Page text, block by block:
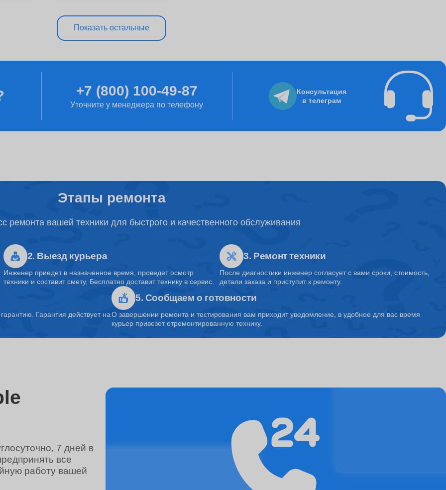
от 60 минут
от 80 минут
895
от 2 часов
8235
от 90 минут
от 1 часа 4500
от 80 минут
от 1.5 часов
4500
5850
1500
Показать остальные
+7 (800) 100-49-87
Уточните у менеджера по телефону
Консультация
в телеграм
Этапы ремонта
ремонта вашей техники для быстрого и качественного обслуживания
2. Выезд курьера
Инженер приедет в назначенное время, проведет осмотр
техники и составит смету. Бесплатно доставит технику в сервис.
3. Ремонт техники
После диагностики инженер согласует с вами сроки, стоимость,
детали заказа и приступит к ремонту.
Гарантия действует на
5. Сообщаем о готовности
О завершении ремонта и тестирования вам приходит уведомление, в удобное для вас время
курьер привезет отремонтированную технику.
7 дней в
все
работу вашей